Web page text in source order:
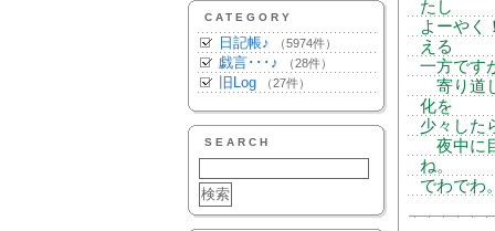
CATEGORY
日記帳♪ （5974件）
戯言･･･♪ （28件）
旧Log （27件）
SEARCH
たし
よーやく
える
一方です
寄り道
化を
少々した
夜中に
ね。
でわでわ